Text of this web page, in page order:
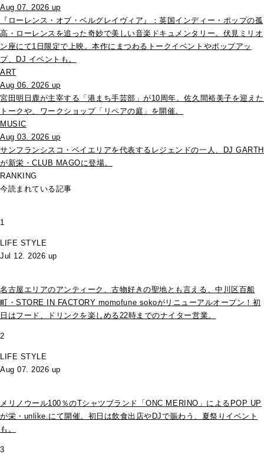
Aug 07. 2026 up
『ローレンス・オブ・ベルグレイヴィア』：英国インディー・ポップの孤
高・ローレンスを追った奇妙で美しい音楽ドキュメンタリー。伏見ミリオ
ン座にて1日限定で上映。本作にまつわるトークイベントやポップアッ
プ、DJ イベントも。
ART
Aug 06. 2026 up
宮田明日鹿が主宰する「港まち手芸部」が10周年。佐久間裕美子を迎えた
トークや、ワークショップ「リペアの庭」を開催。
MUSIC
Aug 03. 2026 up
サンフランシスコ・ベイエリアを代表するレジェンドの一人、DJ GARTH
が新栄・CLUB MAGOに登場。
RANKING
今読まれている記事
1
LIFE STYLE
Jul 12. 2026 up
名古屋エリアのアンティーク、古物好きの聖地とも言える、中川区百船
町・STORE IN FACTORY momofune sokoがリニューアルオープン！初
日はフード、ドリンクを楽しめる22時までのナイター営業。
2
LIFE STYLE
Aug 07. 2026 up
メリノウール100％のTシャツブランド「ONC MERINO」によるPOP UP
が栄・unlike.にて開催。初日は飲食出店やDJで賑わう、夏祭りイベント
も。
3